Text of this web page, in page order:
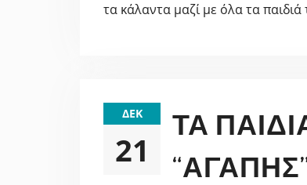
τα κάλαντα μαζί με όλα τα
ΔΕΚ
21
ΤΑ